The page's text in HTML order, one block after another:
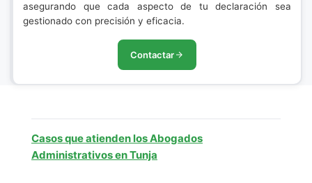
asegurando que cada aspecto de tu declaración sea
gestionado con precisión y eficacia.
Contactar
Casos que atienden los Abogados
Administrativos en Tunja